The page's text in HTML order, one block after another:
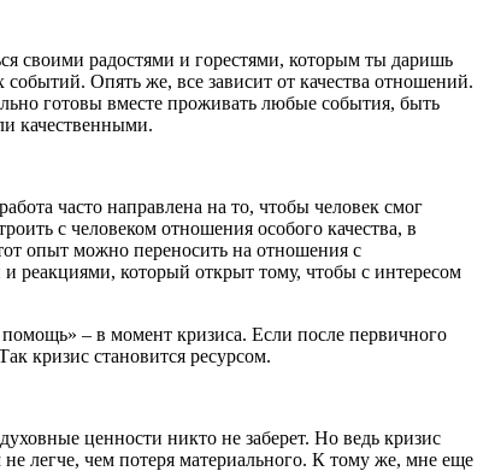
своими радостями и горестями, которым ты даришь
Опять же, все зависит от качества отношений.
готовы вместе проживать любые события, быть
качественными.
часто направлена на то, чтобы человек смог
с человеком отношения особого качества, в
опыт можно переносить на отношения с
реакциями, который открыт тому, чтобы с интересом
– в момент кризиса. Если после первичного
кризис становится ресурсом.
ценности никто не заберет. Но ведь кризис
легче, чем потеря материального. К тому же, мне еще